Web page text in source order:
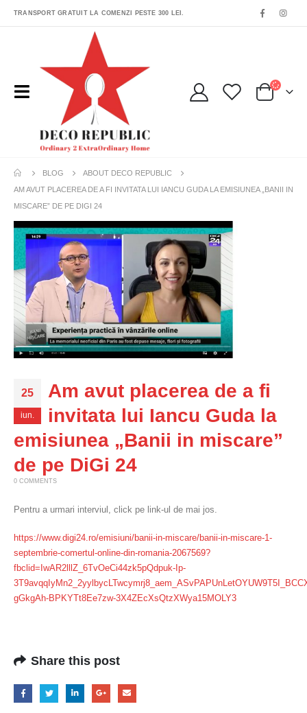
TRANSPORT GRATUIT LA COMENZI PESTE 300 LEI.
BLOG
ABOUT DECO REPUBLIC
AM AVUT PLACEREA DE A FI INVITATA LUI IANCU GUDA LA EMISIUNEA „BANII IN
MISCARE” DE PE DIGI 24
25
iun.
Am avut placerea de a fi
invitata lui Iancu Guda la
emisiunea „Banii in miscare”
de pe DiGi 24
0 COMMENTS
Pentru a urmari interviul, click pe link-ul de mai jos.
https://www.digi24.ro/emisiuni/banii-in-miscare/banii-in-miscare-1-
septembrie-comertul-online-din-romania-2067569?
fbclid=IwAR2lllZ_6TvOeCi44zk5pQdpuk-Ip-
gGkgAh-BPKYTt8Ee7zw-3X4ZEcXsQtzXWya15MOLY3
Share this post